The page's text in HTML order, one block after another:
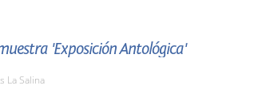
'Exposición Antológica'
La Salina